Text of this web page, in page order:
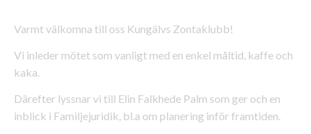
Varmt välkomna till oss Kungälvs Zontaklubb!
Vi inleder mötet som vanligt med en enkel måltid, kaffe och
kaka.
Därefter lyssnar vi till Elin Falkhede Palm som ger och en
inblick i Familjejuridik, bl.a om planering inför framtiden.